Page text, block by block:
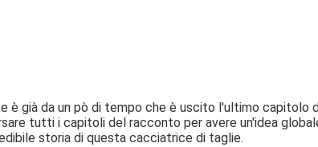
è già da un pò di tempo che è uscito l'ultimo capitolo
tutti i capitoli del racconto per avere un'idea
storia di questa cacciatrice di taglie.